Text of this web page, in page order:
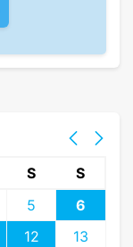
S
S
5
6
12
13